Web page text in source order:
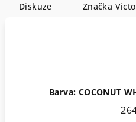
Diskuze Značka
Barva: COCONUT